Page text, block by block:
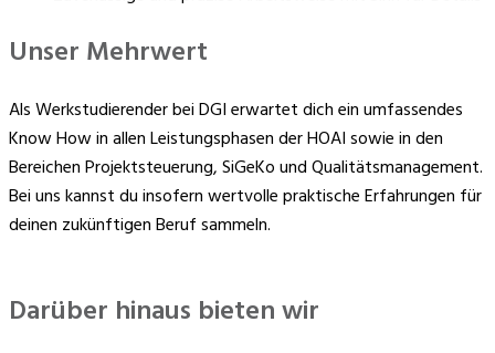
Unser Mehrwert
Als Werkstudierender bei DGI erwartet dich ein umfassendes
Know How in allen Leistungsphasen der HOAI sowie in den
Bereichen Projektsteuerung, SiGeKo und Qualitätsmanagement.
Bei uns kannst du insofern wertvolle praktische Erfahrungen für
deinen zukünftigen Beruf sammeln.
Darüber hinaus bieten wir